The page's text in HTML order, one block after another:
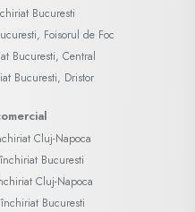
Bucuresti
Foisorul de Foc
Bucuresti, Central
Bucuresti, Dristor
Cluj-Napoca
Bucuresti
Cluj-Napoca
Bucuresti